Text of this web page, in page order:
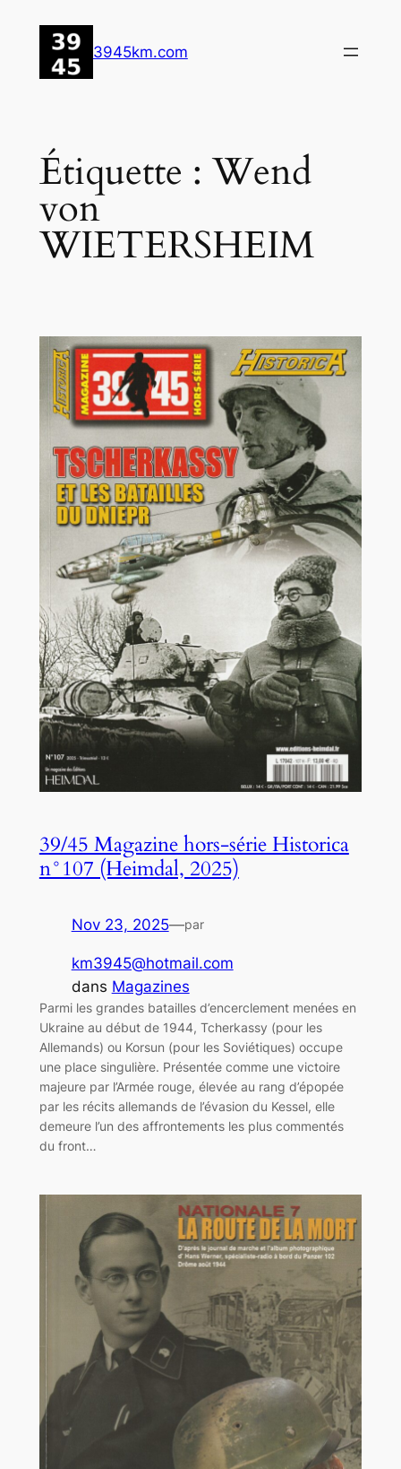
contenu
3945km.com
Étiquette :Wend
von
WIETERSHEIM
39/45 Magazine hors-série Historica
n°107 (Heimdal, 2025)
Nov 23, 2025—par
km3945@hotmail.com
dans Magazines
Parmi les grandes batailles d’encerclement menées en
Ukraine au début de 1944, Tcherkassy (pour les
Allemands) ou Korsun (pour les Soviétiques) occupe
une place singulière. Présentée comme une victoire
majeure par l’Armée rouge, élevée au rang d’épopée
par les récits allemands de l’évasion du Kessel, elle
demeure l’un des affrontements les plus commentés
du front…